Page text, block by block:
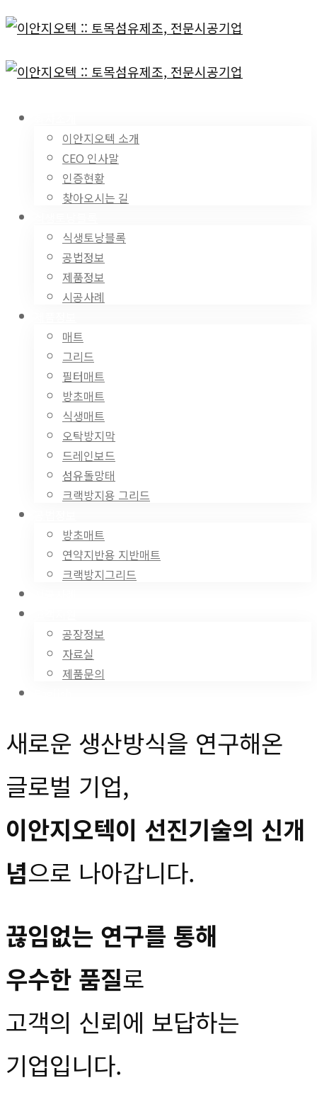
이안지오텍 소개
CEO 인사말
인증현황
찾아오시는 길
식생토낭블록
공법정보
제품정보
시공사례
매트
그리드
필터매트
방초매트
식생매트
오탁방지막
드레인보드
섬유돌망태
크랙방지용 그리드
방초매트
연약지반용 지반매트
크랙방지그리드
공장정보
자료실
제품문의
새로운 생산방식을 연구해온
글로벌 기업,
이안지오텍이 선진기술의 신개
념으로 나아갑니다.
끊임없는 연구를 통해
우수한 품질로
고객의 신뢰에 보답하는
기업입니다.